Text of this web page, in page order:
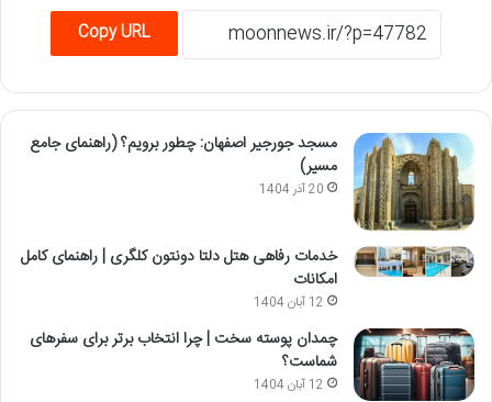
Copy URL
مسجد جورجیر اصفهان: چطور برویم؟ (راهنمای جامع
مسیر)
20 آذر 1404
خدمات رفاهی هتل دلتا دونتون کلگری | راهنمای کامل
امکانات
12 آبان 1404
چمدان پوسته سخت | چرا انتخاب برتر برای سفرهای
شماست؟
12 آبان 1404